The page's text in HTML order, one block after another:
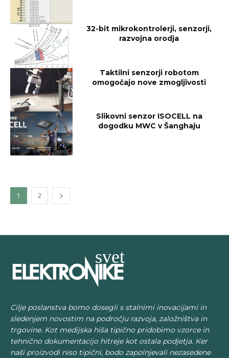
32-bit mikrokontrolerji, senzorji,
razvojna orodja
Taktilni senzorji robotom
omogočajo nove zmogljivosti
Slikovni senzor ISOCELL na
dogodku MWC v Šanghaju
1 2
Cilje poslanstva bomo dosegli s stalnimi inovacijami in
sledenjem novostim na področju razvoja, založništva in
trgovine. Kot medijska hiša tipično pridobimo vzorce in
tehnično dokumentacijo hitreje kot ostala podjetja. Ker
naši proizvodi niso tipični, bodo zapolnjevali nezasedene